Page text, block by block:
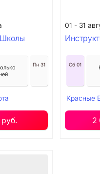
Пн 31
01 - 31
Сб 01
Красные
2